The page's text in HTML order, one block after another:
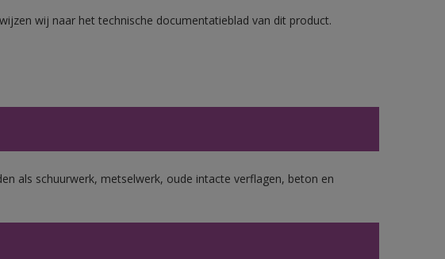
wij naar het technische documentatieblad van dit product.
als schuurwerk, metselwerk, oude intacte verflagen, beton en